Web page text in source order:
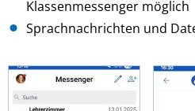
Klassenmessenger möglich
Sprachnachrichten und